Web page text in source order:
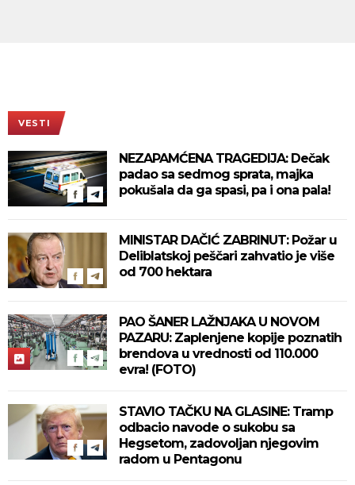
VESTI
NEZAPAMĆENA TRAGEDIJA: Dečak
padao sa sedmog sprata, majka
pokušala da ga spasi, pa i ona pala!
MINISTAR DAČIĆ ZABRINUT: Požar u
Deliblatskoj peščari zahvatio je više
od 700 hektara
PAO ŠANER LAŽNJAKA U NOVOM
PAZARU: Zaplenjene kopije poznatih
brendova u vrednosti od 110.000
evra! (FOTO)
STAVIO TAČKU NA GLASINE: Tramp
odbacio navode o sukobu sa
Hegsetom, zadovoljan njegovim
radom u Pentagonu